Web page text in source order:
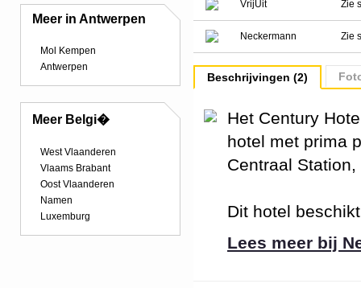
Meer in Antwerpen
Mol Kempen
Antwerpen
Meer Belgi�
West Vlaanderen
Vlaams Brabant
Oost Vlaanderen
Namen
Luxemburg
VrijUit Zie
Neckermann Zie
Beschrijvingen (2)
Het Century
hotel met prima
Centraal
Dit hotel
Lees meer bij